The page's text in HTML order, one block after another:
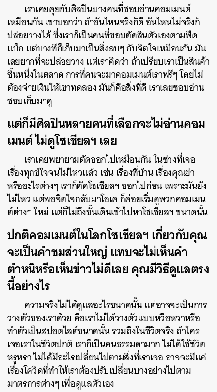
เราเคยคุยกับศิลปินบางคนที่ชอบอ่านคอมเมนต์
เหมือนกัน เขาบอกว่า ถ้าอันไหนจริงก็ดี อันไหนไม่จริงก็
ปล่อยวางได้ ซึ่งเราก็เป็นคนที่ชอบตัดสินตัวเองตามฟีด
แบ็ก แต่บางทีก็เก็บมาเป็นสิ่งลบๆ กับจิตใจเหมือนกัน มัน
เลยยากที่จะปล่อยวาง แต่เราคิดว่า ถ้าเปรียบเราเป็นสินค้า
ชิ้นหนึ่งในตลาด การที่คนจะมาคอมเมนต์เราฟรีๆ โดยไม่
ต้องจ่ายเงินให้เขาทดลอง มันก็คือสิ่งที่ดี เราเลยชอบอ่าน
ชอบเก็บมาดู
แต่ก็มีศิลปินหลายคนที่เลือกจะไม่อ่านคอม
เมนต์ ไม่ดูโซเชียลฯ เลย
เราเคยพยายามตัดออกไปเหมือนกัน ในช่วงที่เจอ
เรื่องทุกข์ใจจนไม่ไหวแล้ว เช่น เรื่องที่บ้าน เรื่องคุณย่า
หรืออะไรต่างๆ เราก็ตัดโซเชียลฯ ออกไปก่อน เพราะมันยัง
ไม่ไหว แต่พอจิตใจกลับมาโอเค ก็ค่อยเริ่มดูพวกคอมเมน
ต์ต่างๆ ใหม่ แต่ก็ไม่ถึงขั้นเดินเข้าไปหาโซเชียลฯ ขนาดนั้น
ปกติคอมเมนต์ในโลกโซเชียลฯ เกี่ยวกับคุณ
จะเป็นคำชมส่วนใหญ่ แทบจะไม่เห็นคำ
ตำหนิหรือเห็นข่าวไม่ดีเลย คุณมีวิธีดูแลตรง
นี้อย่างไร
ความจริงไม่ได้ดูแลอะไรขนาดนั้น แต่อาจจะเป็นการ
วางตัวของเราด้วย คือเราไม่ได้วางตัวแบบหวือหวาหรือ
ทำตัวเป็นสปอตไลต์ขนาดนั้น รวมถึงในชีวิตจริง ถ้าใคร
เจอเราในชีวิตปกติ เราก็เป็นคนธรรมดามาก ไม่ได้ใช้ชีวิต
หรูหรา ไม่ได้มีอะไรเปลี่ยนไปตามสิ่งที่เราเจอ อาจจะมีแค่
เรื่องโควิดที่ทำให้เราต้องปรับเปลี่ยนบางอย่างไปตาม
มาตรการต่างๆ เพื่อดูแลตัวเอง